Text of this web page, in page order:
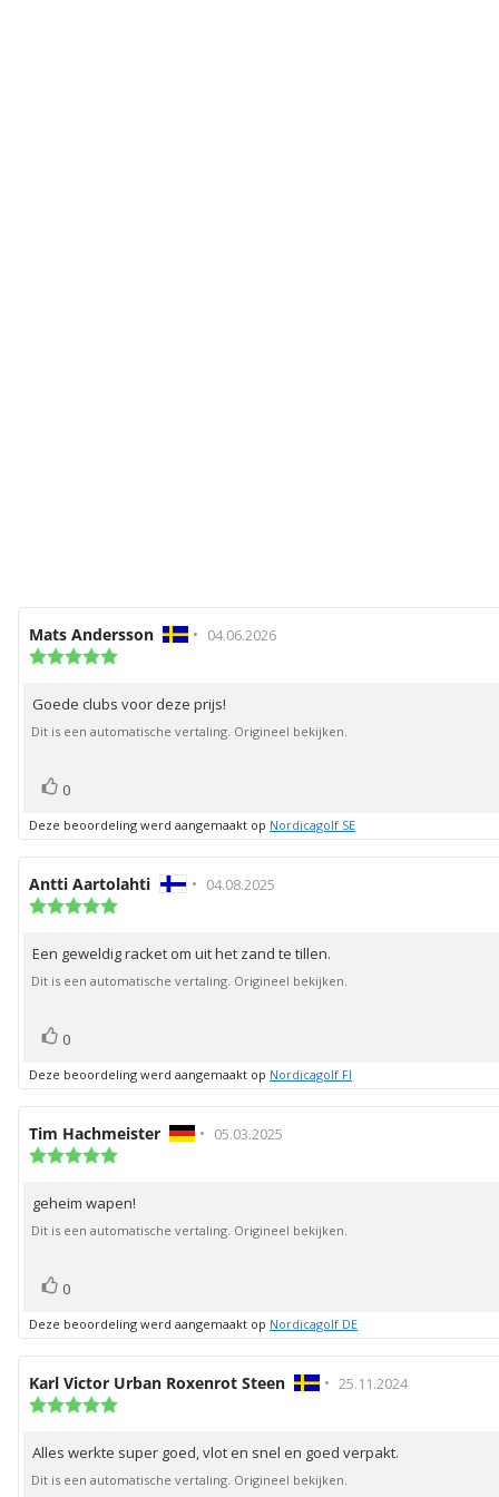
Auteur
van
beoordeling:
Mats Andersson • Beoordelingsdatum:
04.06.2026
5
sterren
Beoordelingstekst:
Goede clubs voor deze prijs!
Dit is een automatische vertaling. Origineel bekijken.
Stem
omhoog
0
Deze beoordeling werd aangemaakt op Nordicagolf SE
Auteur
van
beoordeling:
Antti Aartolahti • Beoordelingsdatum:
04.08.2025
5
sterren
Beoordelingstekst:
Een geweldig racket om uit het zand te tillen.
Dit is een automatische vertaling. Origineel bekijken.
Stem
omhoog
0
Deze beoordeling werd aangemaakt op Nordicagolf FI
Auteur
van
beoordeling:
Tim Hachmeister • Beoordelingsdatum:
05.03.2025
5
sterren
Beoordelingstekst:
geheim wapen!
Dit is een automatische vertaling. Origineel bekijken.
Stem
omhoog
0
Deze beoordeling werd aangemaakt op Nordicagolf DE
Auteur
van
beoordeling:
Karl Victor Urban Roxenrot Steen • Beoordelingsdatum:
25.11.2024
5
sterren
Beoordelingstekst:
Alles werkte super goed, vlot en snel en goed verpakt.
Dit is een automatische vertaling. Origineel bekijken.